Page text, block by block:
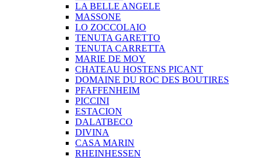
LA BELLE ANGELE
MASSONE
LO ZOCCOLAIO
TENUTA GARETTO
TENUTA CARRETTA
MARIE DE MOY
CHATEAU HOSTENS PICANT
DOMAINE DU ROC DES BOUTIRES
PFAFFENHEIM
PICCINI
ESTACION
DALATBECO
DIVINA
CASA MARIN
RHEINHESSEN